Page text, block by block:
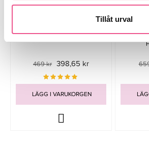
Tillåt urval
Moroccanoil Restorative Hair
469 kr 398,65 kr
LÄGG I VARUKORGEN
Amika